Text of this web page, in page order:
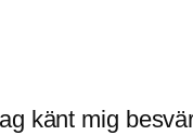
känt mig